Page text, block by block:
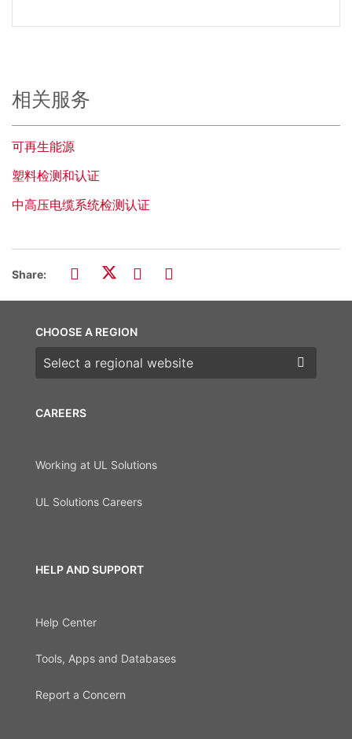
相关服务
可再生能源
塑料检测和认证
中高压电缆系统检测认证
Share:
CAREERS
Working at UL Solutions
UL Solutions Careers
HELP AND SUPPORT
Help Center
Tools, Apps and Databases
Report a Concern
CHOOSE A REGION
Choose a region